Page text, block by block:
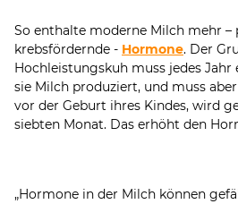
So enthalte moderne Milch mehr –
krebsfördernde - Hormone. Der
Hochleistungskuh muss jedes Jahr
sie Milch produziert, und muss
vor der Geburt ihres Kindes, wird
siebten Monat. Das erhöht den
„Hormone in der Milch können